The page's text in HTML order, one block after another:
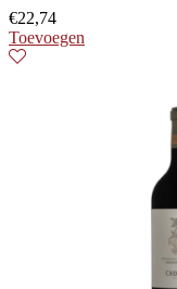
€22,74
Toevoegen